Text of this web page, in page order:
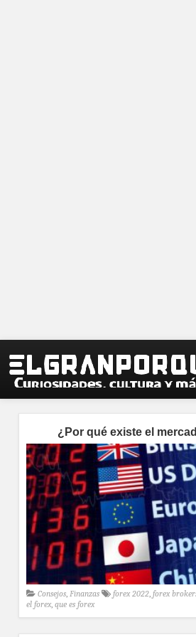
¿Por qué existe el
Consejos, Finanzas forex 2022, forex
el forex, que es forex